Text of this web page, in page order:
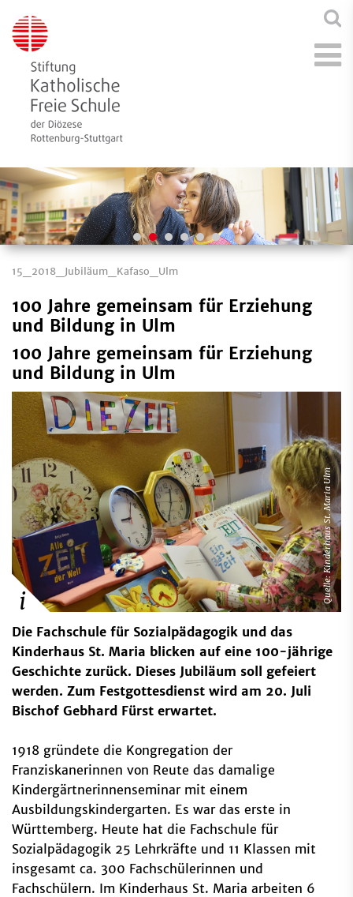
15_2018_Jubiläum_Kafaso_Ulm
100 Jahre gemeinsam für Erziehung
und Bildung in Ulm
100 Jahre gemeinsam für Erziehung
und Bildung in Ulm
Quelle: Kinderhaus St. Maria Ulm
Die Fachschule für Sozialpädagogik und das
Kinderhaus St. Maria blicken auf eine 100-jährige
Geschichte zurück. Dieses Jubiläum soll gefeiert
werden. Zum Festgottesdienst wird am 20. Juli
Bischof Gebhard Fürst erwartet.
1918 gründete die Kongregation der
Franziskanerinnen von Reute das damalige
Kindergärtnerinnenseminar mit einem
Ausbildungskindergarten. Es war das erste in
Württemberg. Heute hat die Fachschule für
Sozialpädagogik 25 Lehrkräfte und 11 Klassen mit
insgesamt ca. 300 Fachschülerinnen und
Fachschülern. Im Kinderhaus St. Maria arbeiten 6